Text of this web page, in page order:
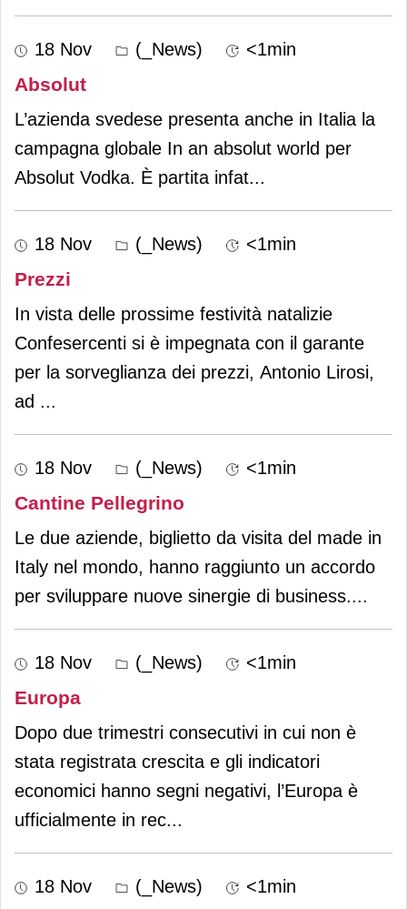
18 Nov (_News) <1min
Absolut
L’azienda svedese presenta anche in Italia la
campagna globale In an absolut world per
Absolut Vodka. È partita infat...
18 Nov (_News) <1min
Prezzi
In vista delle prossime festività natalizie
Confesercenti si è impegnata con il garante
per la sorveglianza dei prezzi, Antonio Lirosi,
ad ...
18 Nov (_News) <1min
Cantine Pellegrino
Le due aziende, biglietto da visita del made in
Italy nel mondo, hanno raggiunto un accordo
per sviluppare nuove sinergie di business....
18 Nov (_News) <1min
Europa
Dopo due trimestri consecutivi in cui non è
stata registrata crescita e gli indicatori
economici hanno segni negativi, l’Europa è
ufficialmente in rec...
18 Nov (_News) <1min